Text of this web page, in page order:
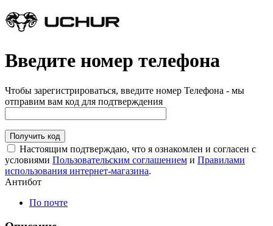
Введите номер телефона
Чтобы зарегистрироваться, введите номер Телефона - мы
отправим вам код для подтверждения
Получить код
Настоящим подтверждаю, что я ознакомлен и согласен с
условиями Пользовательским соглашением и Правилами
использования интернет-магазина.
Антибот
По почте